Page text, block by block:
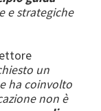
e strategiche
un
ha coinvolto
non è